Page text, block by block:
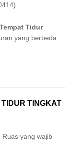
Tidur
yang berbeda
TINGKAT
Ruas yang wajib